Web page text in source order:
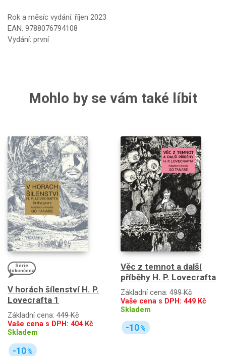
Rok a měsíc vydání: říjen 2023
EAN: 9788076794108
Vydání: první
Mohlo by se vám také líbit
Série
dokončena
V horách šílenství H. P.
Lovecrafta 1
Základní cena: 449 Kč
Vaše cena s DPH: 404Kč
Skladem
-10%
Věc z temnot a další
příběhy H. P. Lovecrafta
Základní cena: 499 Kč
Vaše cena s DPH: 449 Kč
Skladem
-10%